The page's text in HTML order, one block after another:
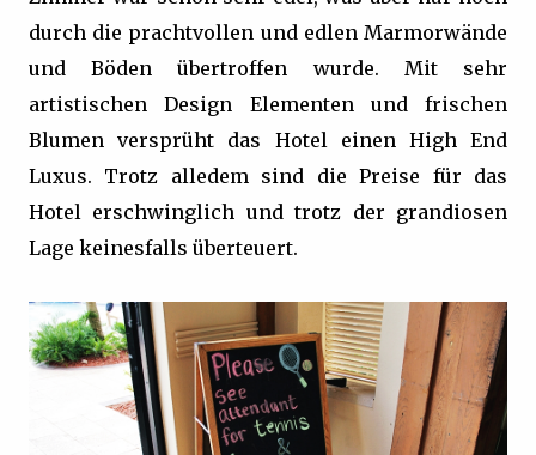
durch die prachtvollen und edlen Marmorwände
und Böden übertroffen wurde. Mit sehr
artistischen Design Elementen und frischen
Blumen versprüht das Hotel einen High End
Luxus. Trotz alledem sind die Preise für das
Hotel erschwinglich und trotz der grandiosen
Lage keinesfalls überteuert.